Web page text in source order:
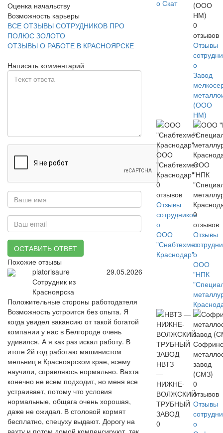
Оценка начальству
Возможность карьеры
ВСЕ ОТЗЫВЫ СОТРУДНИКОВ ПРО
ПОЛЮС ЗОЛОТО
ОТЗЫВЫ О РАБОТЕ В КРАСНОЯРСКЕ
Написать комментарий
ОСТАВИТЬ ОТВЕТ
Похожие отзывы
platorisaure
Сотрудник из
Красноярска
29.05.2026
Положительные стороны работодателя
Возможность устроится без опыта. Я
когда увидел вакансию от такой богатой
компании у нас в Белгороде очень
удивился. А я как раз искал работу. В
итоге 2й год работаю машинистом
мельниц в Красноярском крае, всему
научили, справляюсь нормально. Вахта
конечно не всем подходит, но меня все
устраивает, потому что условия
нормальные, общага очень хорошая,
даже не ожидал. В столовой кормят
бесплатно, спецуху выдают. Дорогу на
вахту и потом домой компенсируют, так
о Скат
(ООО
НМ)
0
отзывов
Отзывы
о
Завод
(ООО
НМ)
ООО
"Снабтехмет
Краснодар"
0
отзывов
Отзывы
сотрудников
о
ООО
"Снабтехмет
Краснодар"
ООО
"НПК
0
отзывов
Отзывы
о
ООО
"НПК
НВТЗ
—
НИЖНЕ-
ВОЛЖСКИЙ
ТРУБНЫЙ
ЗАВОД
0
завод
(СМЗ)
0
отзывов
Отзывы
о